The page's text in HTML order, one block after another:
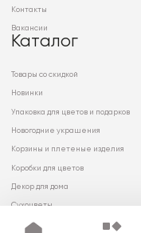
Контакты
Вакансии
Каталог
Товары со скидкой
Новинки
Упаковка для цветов и подарков
Новогодние украшения
Корзины и плетеные изделия
Коробки для цветов
Декор для дома
Сухоцветы